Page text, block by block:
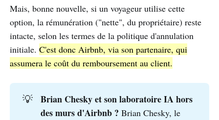
Mais, bonne nouvelle, si un voyageur utilise cette
option, la rémunération ("nette", du propriétaire) reste
intacte, selon les termes de la politique d'annulation
initiale. C'est donc Airbnb, via son partenaire, qui
assumera le coût du remboursement au client.
💡
Brian Chesky et son laboratoire IA hors
des murs d'Airbnb ? Brian Chesky, le